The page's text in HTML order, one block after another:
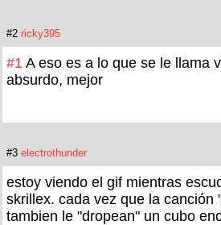
#2 ricky395
#1 A eso es a lo que se le llama
absurdo, mejor
#3 electrothunder
estoy viendo el gif mientras
skrillex. cada vez que la canción
tambien le "dropean" un cubo